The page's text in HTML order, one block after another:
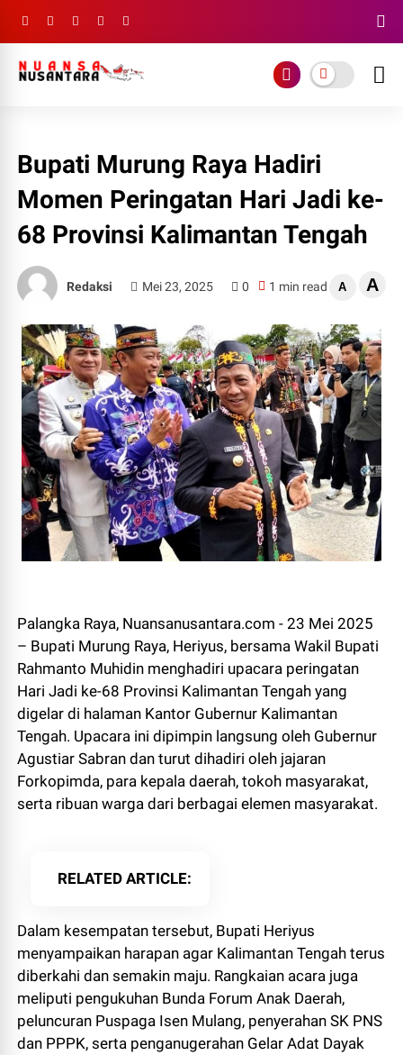
Bupati Murung Raya Hadiri
Momen Peringatan Hari Jadi ke-
68 Provinsi Kalimantan Tengah
Redaksi Mei 23, 2025 0 1 min read A A
Palangka Raya, Nuansanusantara.com - 23 Mei 2025
– Bupati Murung Raya, Heriyus, bersama Wakil Bupati
Rahmanto Muhidin menghadiri upacara peringatan
Hari Jadi ke-68 Provinsi Kalimantan Tengah yang
digelar di halaman Kantor Gubernur Kalimantan
Tengah. Upacara ini dipimpin langsung oleh Gubernur
Agustiar Sabran dan turut dihadiri oleh jajaran
Forkopimda, para kepala daerah, tokoh masyarakat,
serta ribuan warga dari berbagai elemen masyarakat.
RELATED ARTICLE
Dalam kesempatan tersebut, Bupati Heriyus
menyampaikan harapan agar Kalimantan Tengah terus
diberkahi dan semakin maju. Rangkaian acara juga
meliputi pengukuhan Bunda Forum Anak Daerah,
peluncuran Puspaga Isen Mulang, penyerahan SK PNS
dan PPPK, serta penganugerahan Gelar Adat Dayak